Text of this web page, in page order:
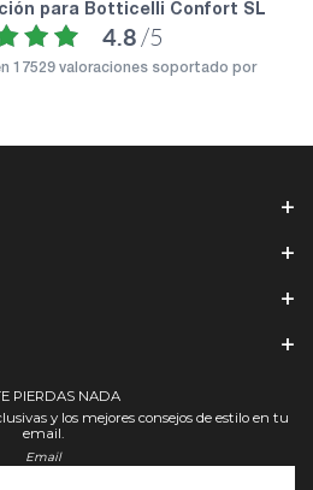
para Botticelli Confort SL
4.8 /5
17529 valoraciones soportado por
PIERDAS NADA
y los mejores consejos de estilo en tu
email.
Email